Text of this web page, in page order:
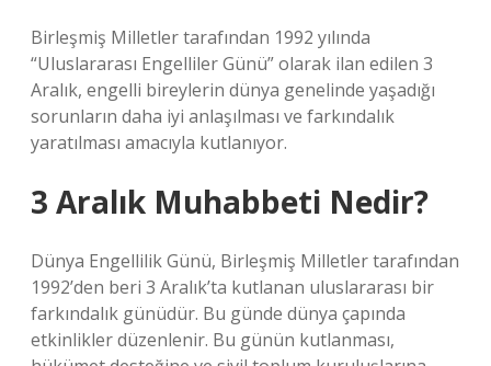
Birleşmiş Milletler tarafından 1992 yılında
“Uluslararası Engelliler Günü” olarak ilan edilen 3
Aralık, engelli bireylerin dünya genelinde yaşadığı
sorunların daha iyi anlaşılması ve farkındalık
yaratılması amacıyla kutlanıyor.
3 Aralık Muhabbeti Nedir?
Dünya Engellilik Günü, Birleşmiş Milletler tarafından
1992’den beri 3 Aralık’ta kutlanan uluslararası bir
farkındalık günüdür. Bu günde dünya çapında
etkinlikler düzenlenir. Bu günün kutlanması,